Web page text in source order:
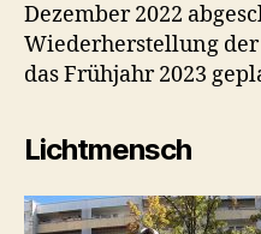
Dezember 2022
Wiederherstellung
das Frühjahr 2023
Lichtmensch